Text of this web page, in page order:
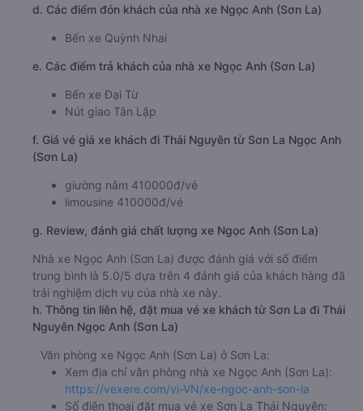
d. Các điểm đón khách của nhà xe Ngọc Anh (Sơn La)
Bến xe Quỳnh Nhai
e. Các điểm trả khách của nhà xe Ngọc Anh (Sơn La)
Bến xe Đại Từ
Nút giao Tân Lập
f. Giá vé giá xe khách đi Thái Nguyên từ Sơn La Ngọc Anh
(Sơn La)
giường nằm 410000đ/vé
limousine 410000đ/vé
g. Review, đánh giá chất lượng xe Ngọc Anh (Sơn La)
Nhà xe Ngọc Anh (Sơn La) được đánh giá với số điểm
trung bình là 5.0/5 dựa trên 4 đánh giá của khách hàng đã
trải nghiệm dịch vụ của nhà xe này.
h. Thông tin liên hệ, đặt mua vé xe khách từ Sơn La đi Thái
Nguyên Ngọc Anh (Sơn La)
Văn phòng xe Ngọc Anh (Sơn La) ở Sơn La:
Xem địa chỉ văn phòng nhà xe Ngọc Anh (Sơn La):
https://vexere.com/vi-VN/xe-ngoc-anh-son-la
Số điện thoại đặt mua vé xe Sơn La Thái Nguyên: